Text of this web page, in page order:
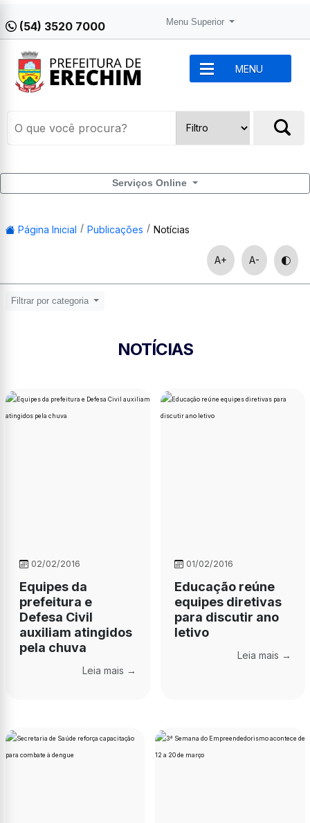
(54) 3520 7000 Menu Superior
MENU
Serviços Online
Página Inicial Publicações Notícias
A+ A-
Filtrar por categoria
NOTÍCIAS
02/02/2016
Equipes da
prefeitura e
Defesa Civil
auxiliam atingidos
pela chuva
Leia mais →
01/02/2016
Educação reúne
equipes diretivas
para discutir ano
letivo
Leia mais →